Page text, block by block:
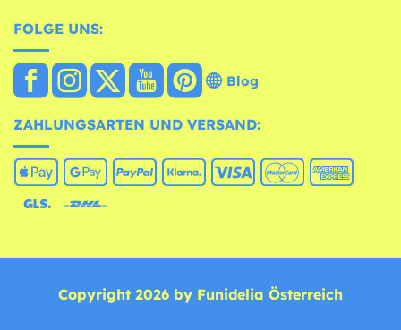
FOLGE UNS:
Blog
ZAHLUNGSARTEN UND VERSAND:
Copyright 2026 by Funidelia Österreich